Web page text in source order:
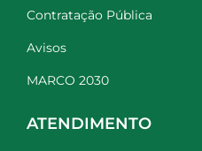
Contratação Pública
Avisos
MARCO 2030
ATENDIMENTO